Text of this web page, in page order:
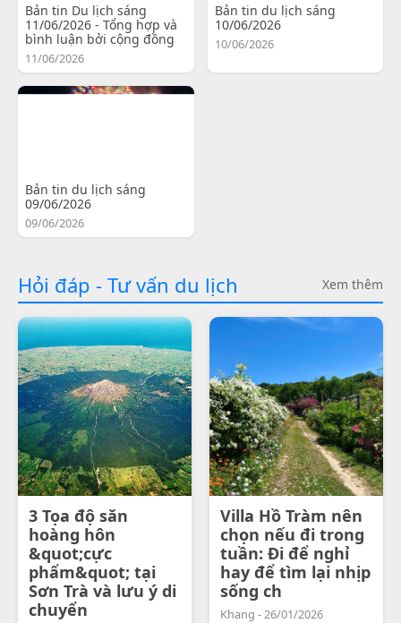
Bản tin Du lịch sáng
11/06/2026 - Tổng hợp và
bình luận bởi cộng đồng
11/06/2026
Bản tin du lịch sáng
10/06/2026
10/06/2026
Bản tin du lịch sáng
09/06/2026
09/06/2026
Hỏi đáp - Tư vấn du lịch Xem thêm
3 Tọa độ săn
hoàng hôn
&quot;cực
phẩm&quot; tại
Sơn Trà và lưu ý di
chuyển
Villa Hồ Tràm nên
chọn nếu đi trong
tuần: Đi để nghỉ
hay để tìm lại nhịp
sống ch
Khang - 26/01/2026